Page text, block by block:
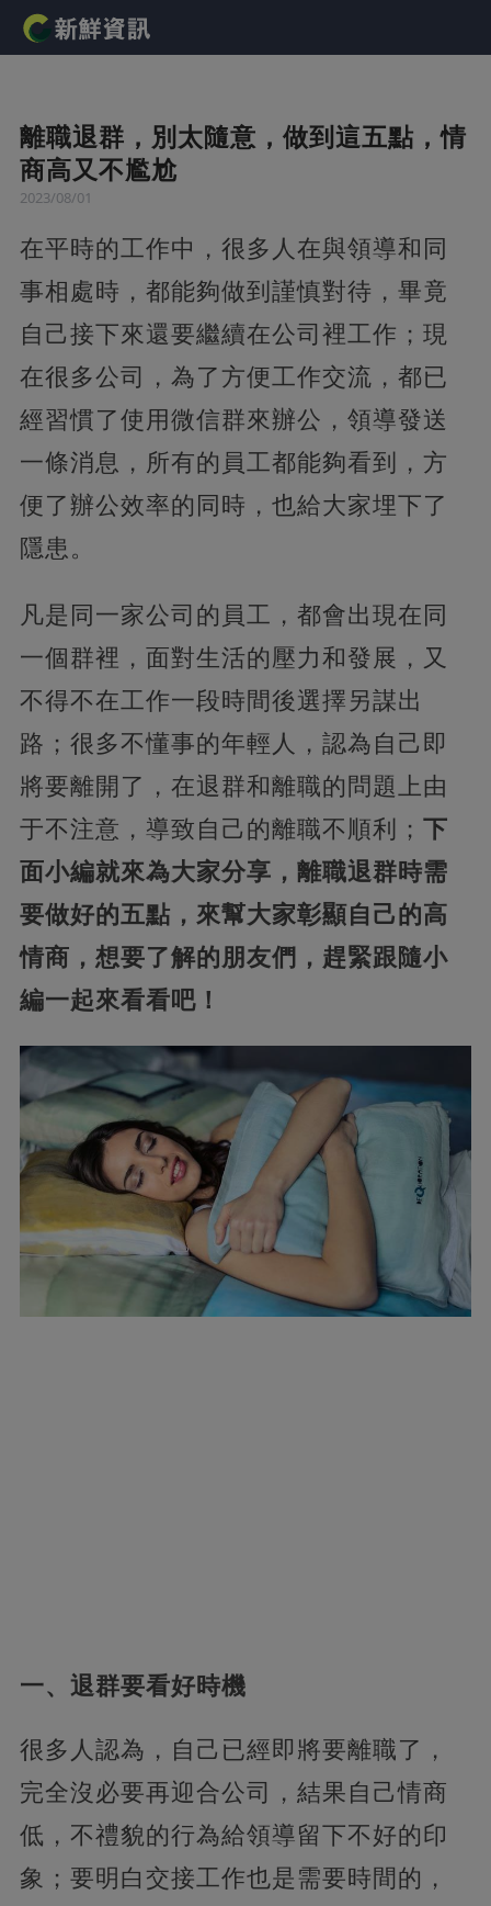
離職退群，別太隨意，做到這五點，情
商高又不尷尬
2023/08/01
在平時的工作中，很多人在與領導和同
事相處時，都能夠做到謹慎對待，畢竟
自己接下來還要繼續在公司裡工作；現
在很多公司，為了方便工作交流，都已
經習慣了使用微信群來辦公，領導發送
一條消息，所有的員工都能夠看到，方
便了辦公效率的同時，也給大家埋下了
隱患。
凡是同一家公司的員工，都會出現在同
一個群裡，面對生活的壓力和發展，又
不得不在工作一段時間後選擇另謀出
路；很多不懂事的年輕人，認為自己即
將要離開了，在退群和離職的問題上由
于不注意，導致自己的離職不順利； 下
面小編就來為大家分享，離職退群時需
要做好的五點，來幫大家彰顯自己的高
情商，想要了解的朋友們，趕緊跟隨小
編一起來看看吧！
一、退群要看好時機
很多人認為，自己已經即將要離職了，
完全沒必要再迎合公司，結果自己情商
低，不禮貌的行為給領導留下不好的印
象；要明白交接工作也是需要時間的，